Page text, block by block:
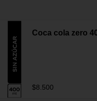
Coca cola zero
$8.500